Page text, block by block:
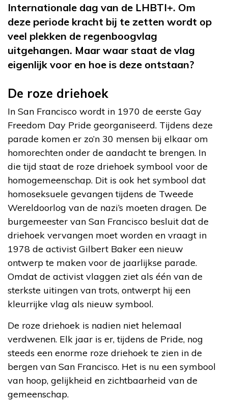
Internationale dag van de LHBTI+. Om
deze periode kracht bij te zetten wordt op
veel plekken de regenboogvlag
uitgehangen. Maar waar staat de vlag
eigenlijk voor en hoe is deze ontstaan?
De roze driehoek
In San Francisco wordt in 1970 de eerste Gay
Freedom Day Pride georganiseerd. Tijdens deze
parade komen er zo’n 30 mensen bij elkaar om
homorechten onder de aandacht te brengen. In
die tijd staat de roze driehoek symbool voor de
homogemeenschap. Dit is ook het symbool dat
homoseksuele gevangen tijdens de Tweede
Wereldoorlog van de nazi’s moeten dragen. De
burgemeester van San Francisco besluit dat de
driehoek vervangen moet worden en vraagt in
1978 de activist Gilbert Baker een nieuw
ontwerp te maken voor de jaarlijkse parade.
Omdat de activist vlaggen ziet als één van de
sterkste uitingen van trots, ontwerpt hij een
kleurrijke vlag als nieuw symbool.
De roze driehoek is nadien niet helemaal
verdwenen. Elk jaar is er, tijdens de Pride, nog
steeds een enorme roze driehoek te zien in de
bergen van San Francisco. Het is nu een symbool
van hoop, gelijkheid en zichtbaarheid van de
gemeenschap.